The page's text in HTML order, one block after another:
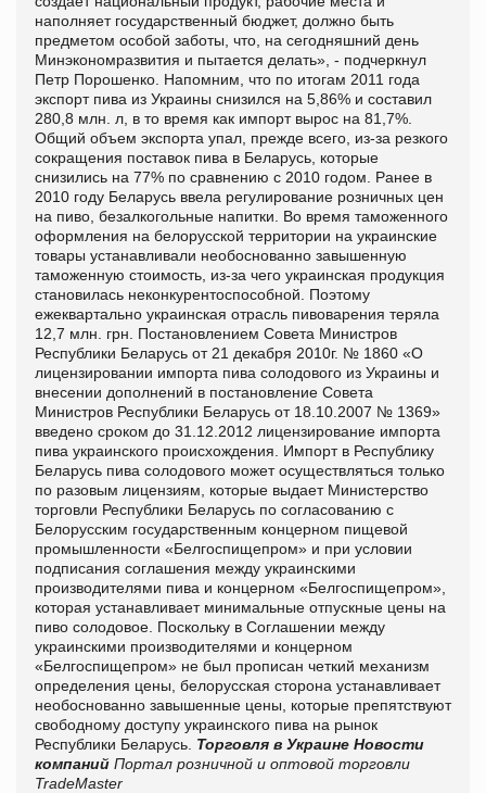
наполняет государственный бюджет, должно быть
предметом особой заботы, что, на сегодняшний день
Минэкономразвития и пытается делать», - подчеркнул
Петр Порошенко. Напомним, что по итогам 2011 года
экспорт пива из Украины снизился на 5,86% и составил
280,8 млн. л, в то время как импорт вырос на 81,7%.
Общий объем экспорта упал, прежде всего, из-за резкого
сокращения поставок пива в Беларусь, которые
снизились на 77% по сравнению с 2010 годом.
Ранее в
2010 году Беларусь ввела регулирование розничных цен
на пиво, безалкогольные напитки. Во время таможенного
оформления на белорусской территории на украинские
товары устанавливали необоснованно завышенную
таможенную стоимость, из-за чего украинская продукция
становилась неконкурентоспособной. Поэтому
ежеквартально украинская отрасль пивоварения теряла
12,7 млн. грн.
Постановлением Совета Министров
Республики Беларусь от 21 декабря 2010г. № 1860 «О
лицензировании импорта пива солодового из Украины и
внесении дополнений в постановление Совета
Министров Республики Беларусь от 18.10.2007 № 1369»
введено сроком до 31.12.2012 лицензирование импорта
пива украинского происхождения.
Импорт в Республику
Беларусь пива солодового может осуществляться только
по разовым лицензиям, которые выдает Министерство
торговли Республики Беларусь по согласованию с
Белорусским государственным концерном пищевой
промышленности «Белгоспищепром» и при условии
подписания соглашения между украинскими
производителями пива и концерном «Белгоспищепром»,
которая устанавливает минимальные отпускные цены на
пиво солодовое. Поскольку в Соглашении между
украинскими производителями и концерном
«Белгоспищепром» не был прописан четкий механизм
определения цены, белорусская сторона устанавливает
необоснованно завышенные цены, которые препятствуют
свободному доступу украинского пива на рынок
Республики Беларусь. Торговля в Украине Новости
компаний Портал розничной и оптовой торговли
TradeMaster